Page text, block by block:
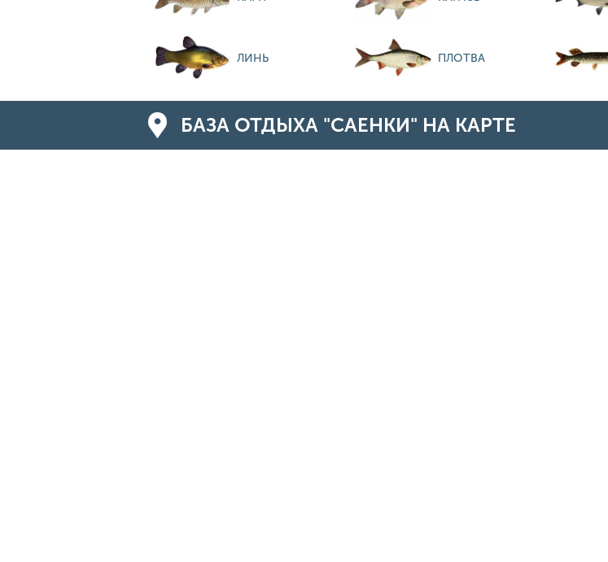
ЛИНЬ ПЛОТВА
БАЗА ОТДЫХА "САЕНКИ" НА КАРТЕ